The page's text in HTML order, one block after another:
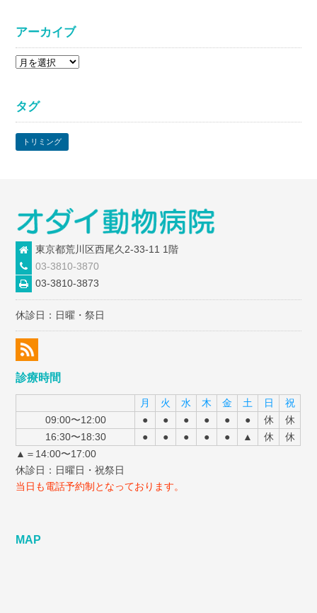
アーカイブ
ア
イ
タグ
トリミング
東京都荒川区西尾久2-33-11 1階
03-3810-3870
03-3810-3873
休診日：日曜・祭日
診療時間
月 火 水 木 金 土 日
祝
09:00〜12:00
● ● ● ● ● ● 休
休
16:30〜18:30
● ● ● ● ● ▲ 休
休
▲＝14:00〜17:00
休診日：日曜日・祝祭日
当日も電話予約制となっております。
MAP